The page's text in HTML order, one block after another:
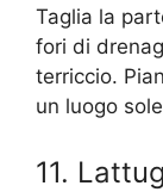
Taglia la
fori di
terriccio.
un luogo
11.